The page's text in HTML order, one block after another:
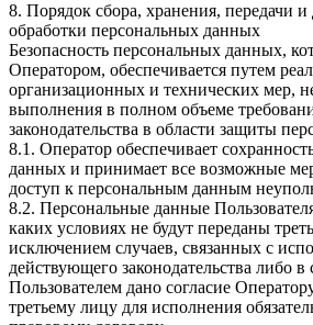
8. Порядок сбора, хранения, передачи и
обработки персональных данных
Безопасность персональных данных,
Оператором, обеспечивается путем
организационных и технических мер,
выполнения в полном объеме
законодательства в области защиты
8.1. Оператор обеспечивает
данных и принимает все возможные
доступ к персональным данным
8.2. Персональные данные
каких условиях не будут переданы
исключением случаев, связанных с
действующего законодательства либо в
Пользователем дано согласие
третьему лицу для исполнения